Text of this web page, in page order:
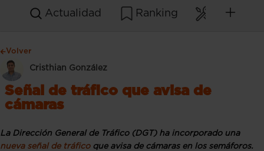
Actualidad Ranking
Volver
Cristhian González
Señal de tráfico que avisa de
cámaras
La Dirección General de Tráfico (DGT) ha incorporado una
nueva señal de tráficoque avisa de cámaras en los semáforos.